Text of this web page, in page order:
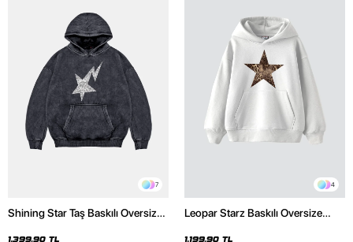
7
Shining Star Taş Baskılı Oversize
1.399,90 TL
4
Leopar Starz Baskılı Oversize
1.199,90 TL